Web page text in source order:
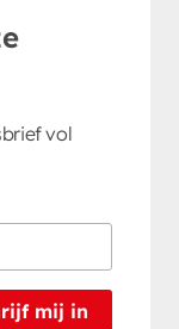
vol
mij in